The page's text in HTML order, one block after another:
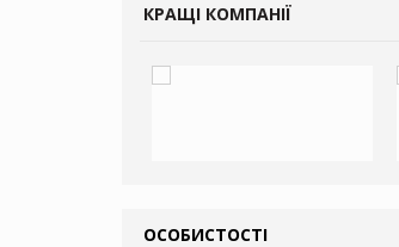
КРАЩІ КОМПАНІЇ
ОСОБИСТОСТІ